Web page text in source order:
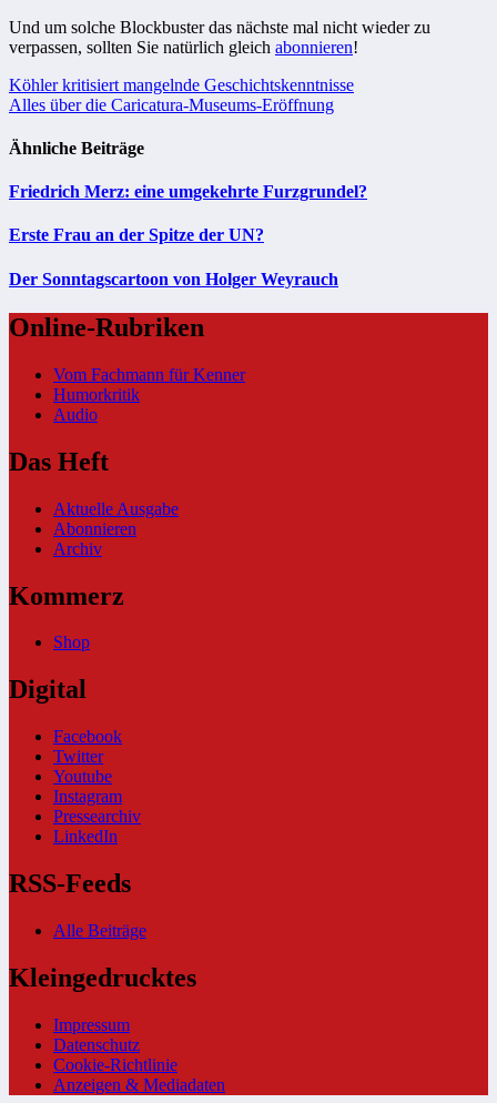
Und um solche Blockbuster das nächste mal nicht wieder zu
verpassen, sollten Sie natürlich gleich abonnieren!
Beitragsnavigation
Köhler kritisiert mangelnde Geschichtskenntnisse
Alles über die Caricatura-Museums-Eröffnung
Ähnliche Beiträge
Friedrich Merz: eine umgekehrte Furzgrundel?
Erste Frau an der Spitze der UN?
Der Sonntagscartoon von Holger Weyrauch
Online-Rubriken
Vom Fachmann für Kenner
Humorkritik
Audio
Das Heft
Aktuelle Ausgabe
Abonnieren
Archiv
Kommerz
Shop
Digital
Facebook
Twitter
Youtube
Instagram
Pressearchiv
LinkedIn
RSS-Feeds
Alle Beiträge
Kleingedrucktes
Impressum
Datenschutz
Cookie-Richtlinie
Anzeigen & Mediadaten